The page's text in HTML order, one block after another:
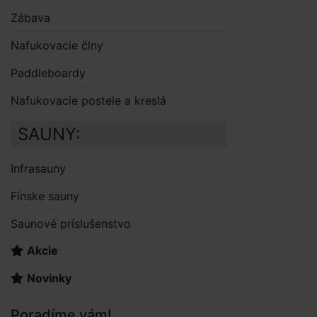
Zábava
Nafukovacie člny
Paddleboardy
Nafukovacie postele a kreslá
SAUNY:
Infrasauny
Fínske sauny
Saunové príslušenstvo
Akcie
Novinky